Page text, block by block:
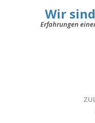
Wir
Erfahrungen